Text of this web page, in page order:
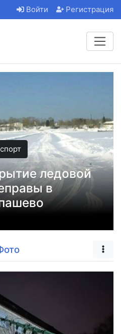
Войти Регистрация
в